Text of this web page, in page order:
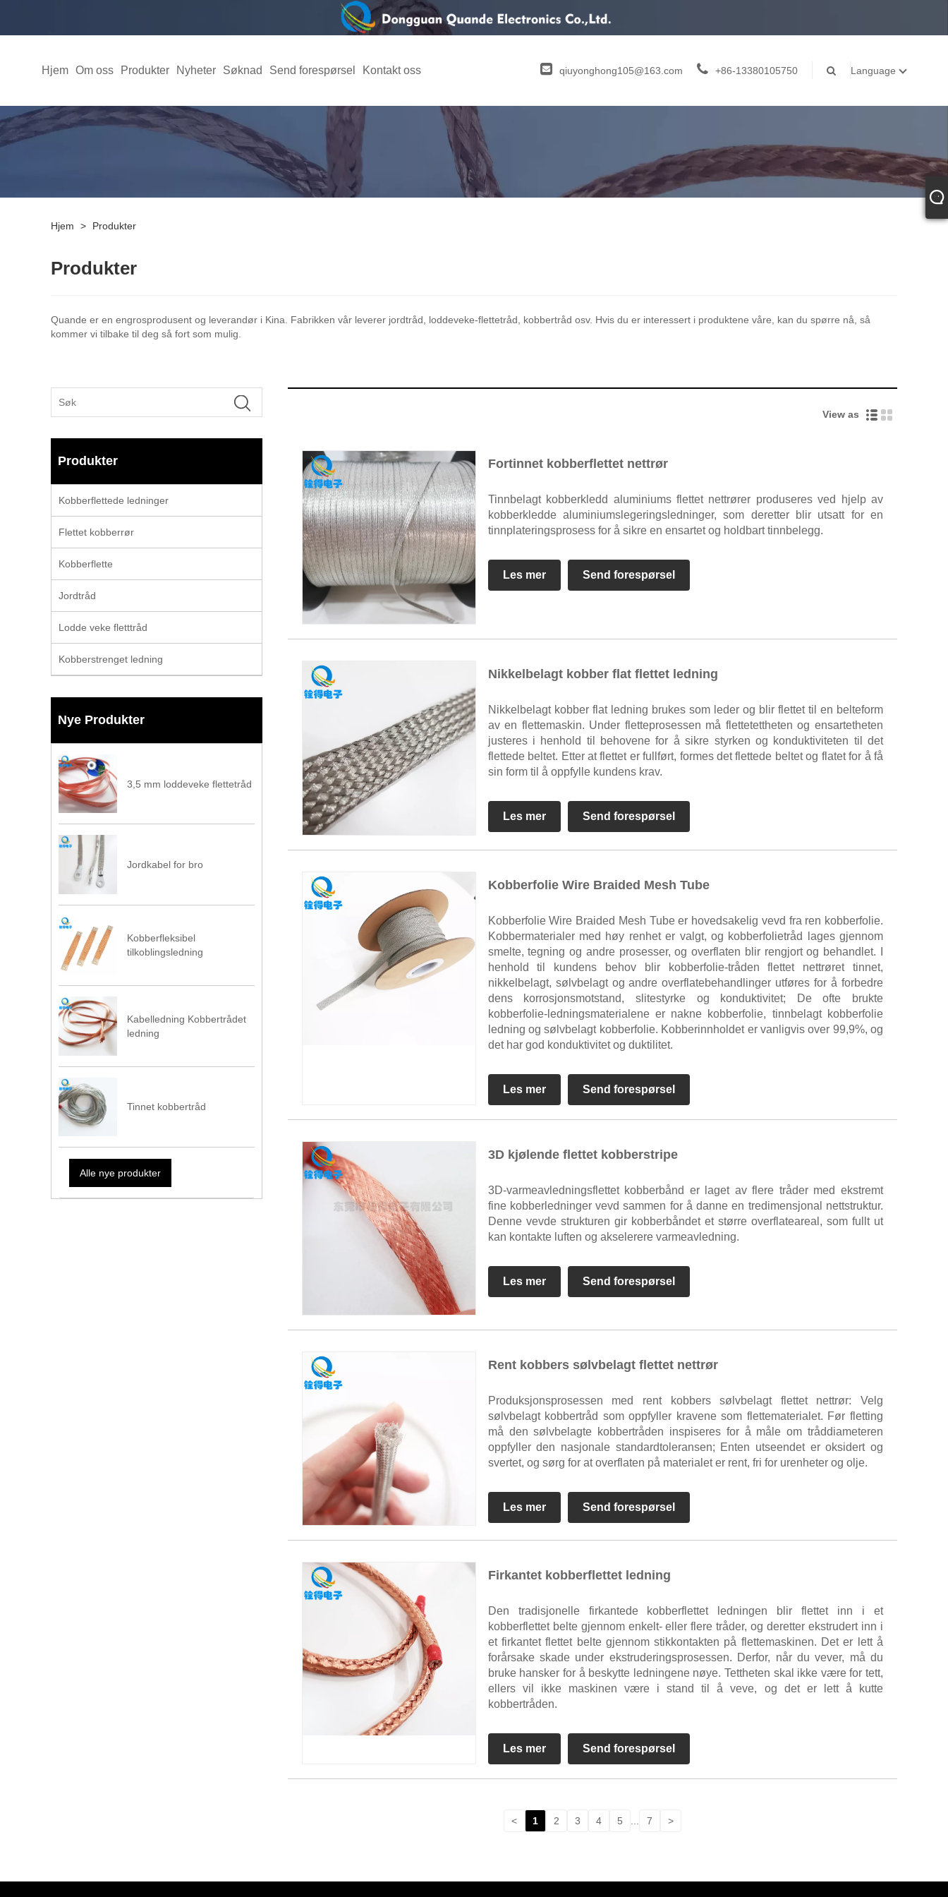
Hjem Om oss Produkter Nyheter Søknad Send forespørsel Kontakt oss qiuyonghong105@163.com +86-13380105750 Language
Hjem > Produkter
Produkter
Quande er en engrosprodusent og leverandør i Kina. Fabrikken vår leverer jordtråd, loddeveke-flettetråd, kobbertråd osv. Hvis du er interessert i produktene våre, kan du spørre nå, så
kommer vi tilbake til deg så fort som mulig.
Produkter
Kobberflettede ledninger
Flettet kobberrør
Kobberflette
Jordtråd
Lodde veke fletttråd
Kobberstrenget ledning
Nye Produkter
3,5 mm loddeveke flettetråd
Jordkabel for bro
Kobberfleksibel
tilkoblingsledning
Kabelledning Kobbertrådet
ledning
Tinnet kobbertråd
Alle nye produkter
View as
Fortinnet kobberflettet nettrør
Tinnbelagt kobberkledd aluminiums flettet nettrører produseres ved hjelp av
kobberkledde aluminiumslegeringsledninger, som deretter blir utsatt for en
tinnplateringsprosess for å sikre en ensartet og holdbart tinnbelegg.
Les mer Send forespørsel
Nikkelbelagt kobber flat flettet ledning
Nikkelbelagt kobber flat ledning brukes som leder og blir flettet til en belteform
av en flettemaskin. Under fletteprosessen må flettetettheten og ensartetheten
justeres i henhold til behovene for å sikre styrken og konduktiviteten til det
flettede beltet. Etter at flettet er fullført, formes det flettede beltet og flatet for å få
sin form til å oppfylle kundens krav.
Les mer Send forespørsel
Kobberfolie Wire Braided Mesh Tube
Kobberfolie Wire Braided Mesh Tube er hovedsakelig vevd fra ren kobberfolie.
Kobbermaterialer med høy renhet er valgt, og kobberfolietråd lages gjennom
smelte, tegning og andre prosesser, og overflaten blir rengjort og behandlet. I
henhold til kundens behov blir kobberfolie-tråden flettet nettrøret tinnet,
nikkelbelagt, sølvbelagt og andre overflatebehandlinger utføres for å forbedre
dens korrosjonsmotstand, slitestyrke og konduktivitet; De ofte brukte
kobberfolie-ledningsmaterialene er nakne kobberfolie, tinnbelagt kobberfolie
ledning og sølvbelagt kobberfolie. Kobberinnholdet er vanligvis over 99,9%, og
det har god konduktivitet og duktilitet.
Les mer Send forespørsel
3D kjølende flettet kobberstripe
3D-varmeavledningsflettet kobberbånd er laget av flere tråder med ekstremt
fine kobberledninger vevd sammen for å danne en tredimensjonal nettstruktur.
Denne vevde strukturen gir kobberbåndet et større overflateareal, som fullt ut
kan kontakte luften og akselerere varmeavledning.
Les mer Send forespørsel
Rent kobbers sølvbelagt flettet nettrør
Produksjonsprosessen med rent kobbers sølvbelagt flettet nettrør: Velg
sølvbelagt kobbertråd som oppfyller kravene som flettematerialet. Før fletting
må den sølvbelagte kobbertråden inspiseres for å måle om tråddiameteren
oppfyller den nasjonale standardtoleransen; Enten utseendet er oksidert og
svertet, og sørg for at overflaten på materialet er rent, fri for urenheter og olje.
Les mer Send forespørsel
Firkantet kobberflettet ledning
Den tradisjonelle firkantede kobberflettet ledningen blir flettet inn i et
kobberflettet belte gjennom enkelt- eller flere tråder, og deretter ekstrudert inn i
et firkantet flettet belte gjennom stikkontakten på flettemaskinen. Det er lett å
forårsake skade under ekstruderingsprosessen. Derfor, når du vever, må du
bruke hansker for å beskytte ledningene nøye. Tettheten skal ikke være for tett,
ellers vil ikke maskinen være i stand til å veve, og det er lett å kutte
kobbertråden.
Les mer Send forespørsel
< 1 2 3 4 5 ... 7 >